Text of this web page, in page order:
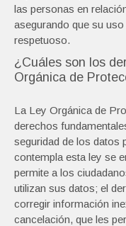
las personas en
asegurando que su
respetuoso.
¿Cuáles son los
Orgánica de
La Ley Orgánica de
derechos
seguridad de los datos
contempla esta ley se
permite a los
utilizan sus datos; el
corregir información
cancelación, que les